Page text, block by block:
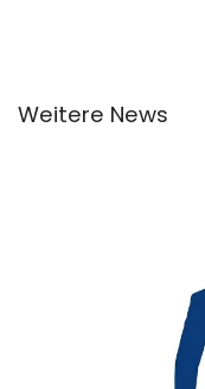
Weitere News